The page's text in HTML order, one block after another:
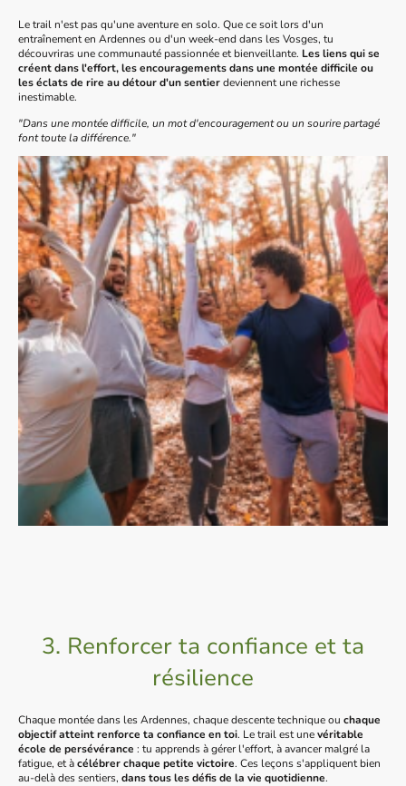
Le trail n'est pas qu'une aventure en solo. Que ce soit lors d'un
entraînement en Ardennes ou d'un week-end dans les Vosges, tu
découvriras une communauté passionnée et bienveillante. Les liens qui se
créent dans l'effort, les encouragements dans une montée difficile ou
les éclats de rire au détour d'un sentierdeviennent une richesse
inestimable.
"Dans une montée difficile, un mot d'encouragement ou un sourire partagé
font toute la différence."
3. Renforcer ta confiance et ta
résilience
Chaque montée dans les Ardennes, chaque descente technique ou chaque
objectif atteint renforce ta confiance en toi. Le trail est unevéritable
école de persévérance : tu apprends à gérer l'effort, à avancer malgré la
fatigue, et àcélébrer chaque petite victoire. Ces leçons s'appliquent bien
au-delà des sentiers, dans tous les défis de la vie quotidienne.